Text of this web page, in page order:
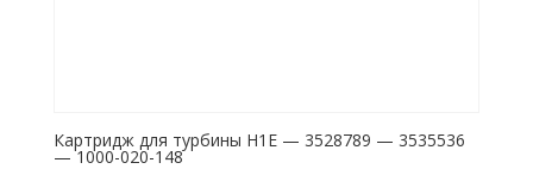
Картридж для турбины H1E — 3528789 — 3535536
— 1000-020-148